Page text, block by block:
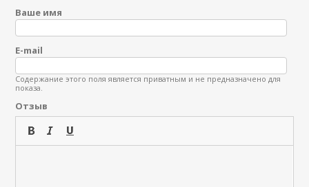
Ваше имя
E-mail
Содержание этого поля является приватным и не предназначено для
показа.
Отзыв